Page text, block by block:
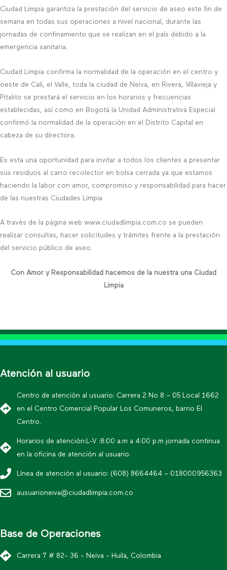
Ciudad Limpia garantiza la prestación del servicio de aseo este fin de
semana en todas sus operaciones a nivel nacional, durante las
jornadas de confinamiento que se realizan en el país debido a la
emergencia sanitaria.
Ciudad Limpia confirma la normalidad de la operación en el centro y
oeste de Cali, el Valle, toda la ciudad de Neiva, en Rivera, Villavieja y
Pitalito se prestará el servicio en los horarios y frecuencias
establecidas, así como en Bogotá la Unidad Administrativa Especial
confirmó la normalidad de la operación en el Distrito Capital en
cabeza de su directora.
Es esta una oportunidad para invitar a todos los clientes a presentar
sus residuos al carro recolector en bolsa cerrada ya que estamos
haciendo la labor con amor, compromiso y responsabilidad para hacer
de las nuestras Ciudades Limpia
A través de la página web www.ciudadlimpia.com.co se pueden
realizar consultas, hacer solicitudes y trámites frente a la prestación
del servicio público de aseo.
Con Amor y Responsabilidad hacemos de la nuestra una Ciudad
Limpia
Atención al usuario
Centro de atención al usuario: Carrera 2 No 8 – 05 Local 1662
en el Centro Comercial Popular Los Comuneros, barrio El
Centro.
Horarios de atención:L-V :8:00 a.m a 4:00 p.m jornada continua
en la oficina de atención al usuario.
Línea de atención al usuario: (608) 8664464 – 018000956363
ausuarioneiva@ciudadlimpia.com.co
Base de Operaciones
Carrera 7 # 82- 36 - Neiva - Huila, Colombia